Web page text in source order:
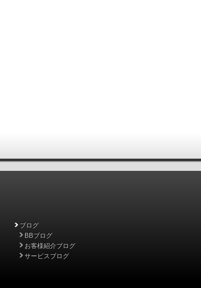
ブログ
BBブログ
お客様紹介ブログ
サービスブログ